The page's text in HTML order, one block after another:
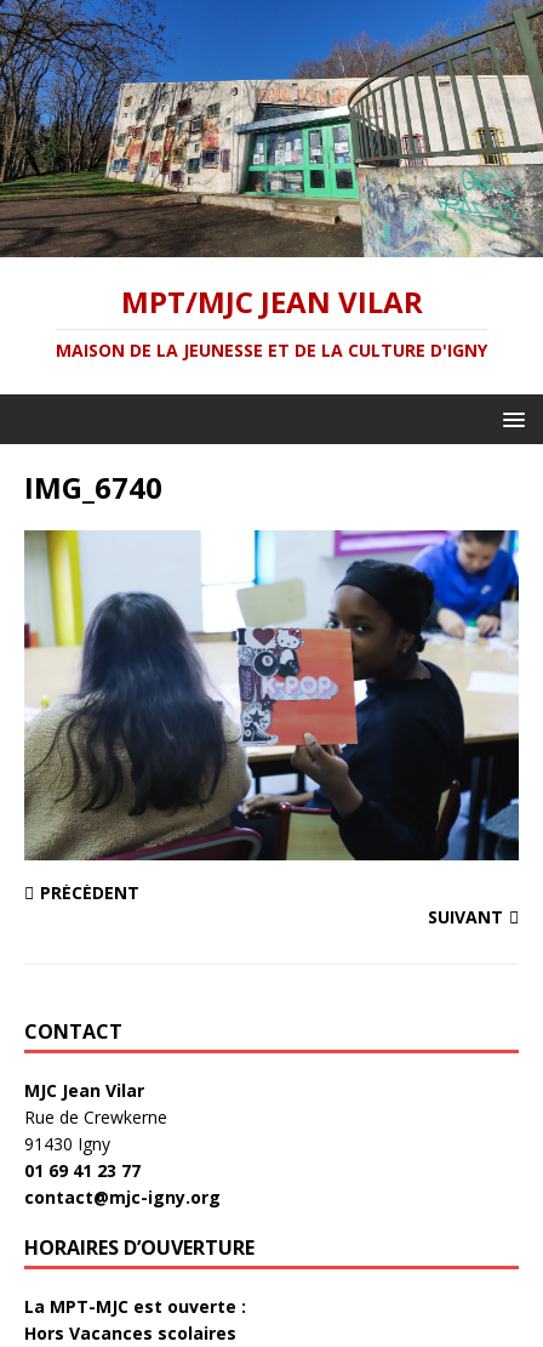
MPT/MJC JEAN VILAR
MAISON DE LA JEUNESSE ET DE LA CULTURE D'IGNY
IMG_6740
PRÉCÉDENT
SUIVANT
CONTACT
MJC Jean Vilar
Rue de Crewkerne
91430 Igny
01 69 41 23 77
contact@mjc-igny.org
HORAIRES D’OUVERTURE
La MPT-MJC est ouverte :
Hors Vacances scolaires